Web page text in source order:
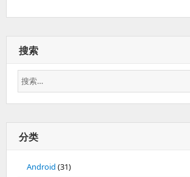
搜索
搜
索：
分类
Android (31)